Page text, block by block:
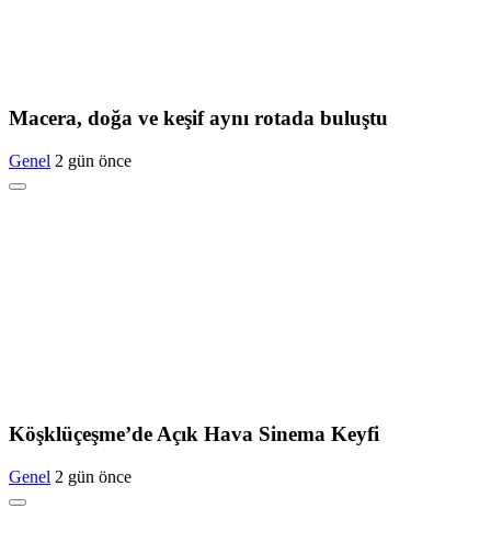
Macera, doğa ve keşif aynı rotada buluştu
Genel 2 gün önce
Köşklüçeşme’de Açık Hava Sinema Keyfi
Genel 2 gün önce